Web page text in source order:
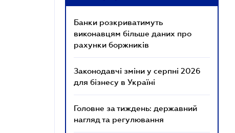
Банки розкриватимуть
виконавцям більше даних про
рахунки боржників
Законодавчі зміни у серпні 2026
для бізнесу в Україні
Головне за тиждень: державний
нагляд та регулювання